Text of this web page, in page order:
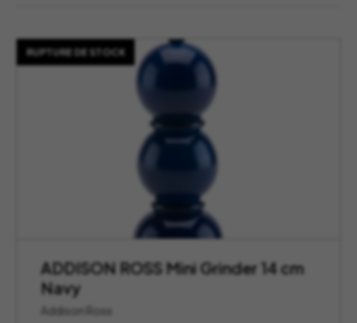
RUPTURE DE STOCK
ADDISON ROSS Mini Grinder 14 cm
Navy
Addison Ross